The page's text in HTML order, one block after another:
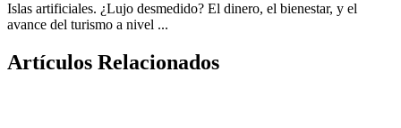
Islas artificiales. ¿Lujo desmedido? El dinero, el bienestar, y el
avance del turismo a nivel ...
Artículos Relacionados